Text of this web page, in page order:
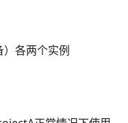
各两个实例